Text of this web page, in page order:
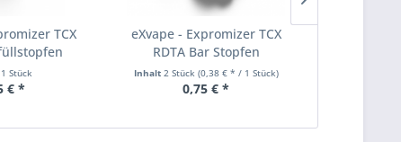
TCX
1 Stück
€ *
eXvape - Expromizer TCX
RDTA Bar Stopfen
Inhalt 2 Stück (0,38 € * / 1 Stück)
0,75 € *